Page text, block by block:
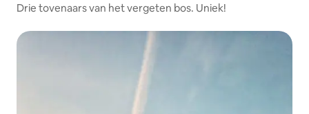
Drie tovenaars van het vergeten bos. Uniek!